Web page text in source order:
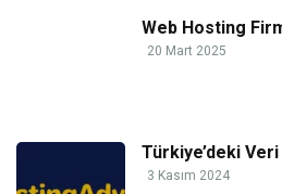
Web Hosting
20 Mart 2025
Türkiye’deki
3 Kasım 2024